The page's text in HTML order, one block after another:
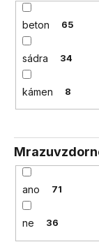
beton 65
sádra 34
kámen 8
ano 71
ne 36